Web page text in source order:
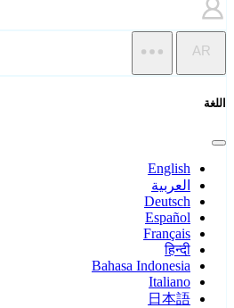
AR
اللغة
English
العربية
Deutsch
Español
Français
हिन्दी
Bahasa Indonesia
Italiano
日本語